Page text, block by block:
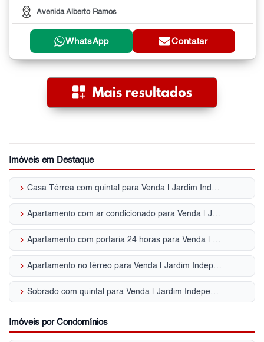
Avenida Alberto Ramos
WhatsApp Contatar
Imóveis em Destaque
keyboard_arrow_right Casa Térrea com quintal para Venda | Jardim Independência
keyboard_arrow_right Apartamento com ar condicionado para Venda | Jardim Independência
keyboard_arrow_right Apartamento com portaria 24 horas para Venda | Jardim Independência
keyboard_arrow_right Apartamento no térreo para Venda | Jardim Independência
keyboard_arrow_right Sobrado com quintal para Venda | Jardim Independência
Imóveis por Condomínios